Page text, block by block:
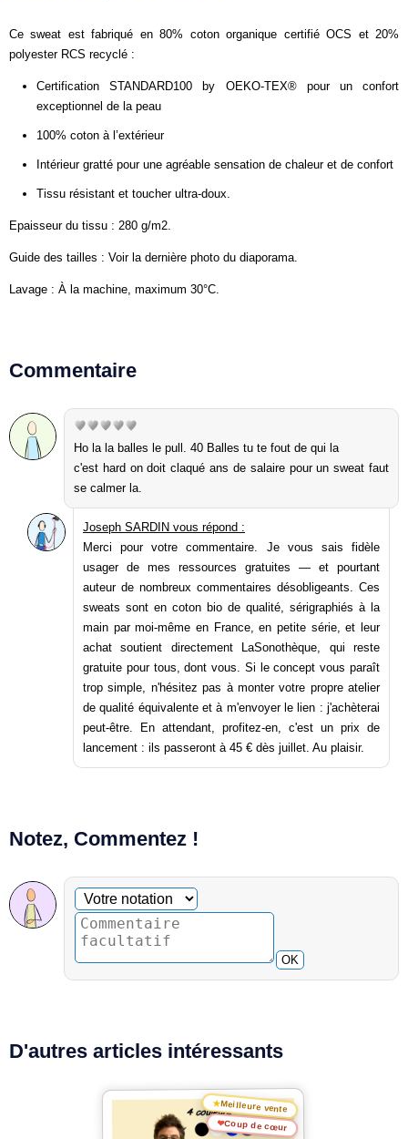
Ce sweat est fabriqué en 80% coton organique certifié OCS et 20%
polyester RCS recyclé :
Certification STANDARD100 by OEKO-TEX® pour un confort
exceptionnel de la peau
100% coton à l’extérieur
Intérieur gratté pour une agréable sensation de chaleur et de confort
Tissu résistant et toucher ultra-doux.
Epaisseur du tissu : 280 g/m2.
Guide des tailles : Voir la dernière photo du diaporama.
Lavage : À la machine, maximum 30°C.
Commentaire
Ho la la balles le pull. 40 Balles tu te fout de qui la
c'est hard on doit claqué ans de salaire pour un sweat faut
se calmer la.
Joseph SARDIN vous répond :
Merci pour votre commentaire. Je vous sais fidèle
usager de mes ressources gratuites — et pourtant
auteur de nombreux commentaires désobligeants. Ces
sweats sont en coton bio de qualité, sérigraphiés à la
main par moi-même en France, en petite série, et leur
achat soutient directement LaSonothèque, qui reste
gratuite pour tous, dont vous. Si le concept vous paraît
trop simple, n'hésitez pas à monter votre propre atelier
de qualité équivalente et à m'envoyer le lien : j'achèterai
peut-être. En attendant, profitez-en, c'est un prix de
lancement : ils passeront à 45 € dès juillet. Au plaisir.
Notez, Commentez !
Commentaire facultatif
Votre notation
OK
D'autres articles intéressants
★Meilleure vente
❤Coup de cœur